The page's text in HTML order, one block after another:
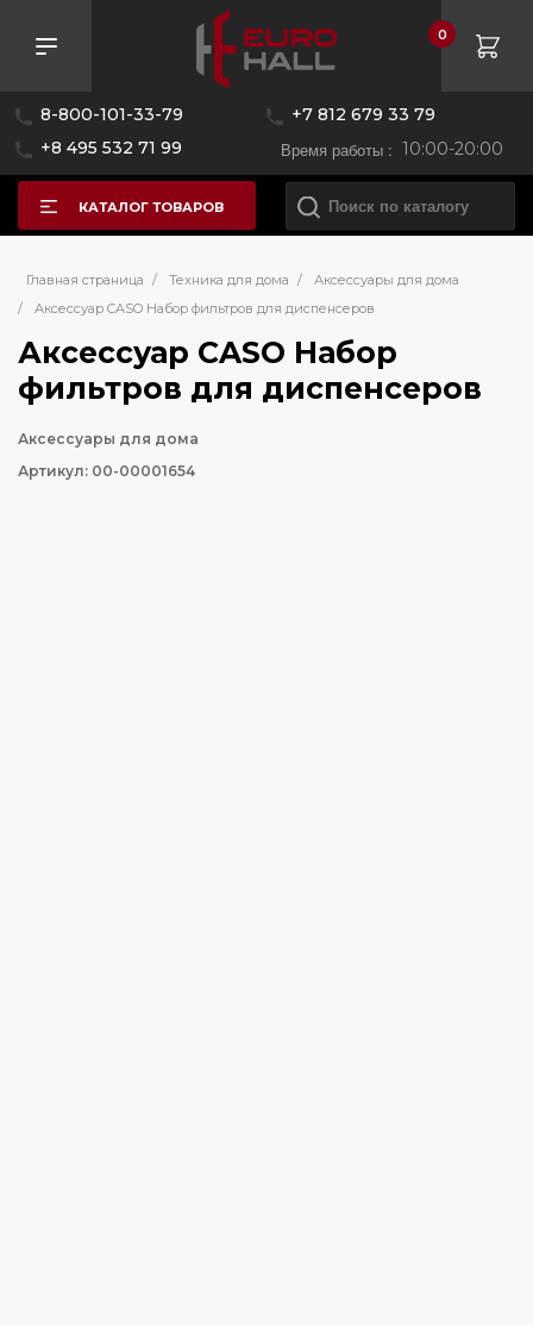
8-800-101-33-79
+7 812 679 33 79
+8 495 532 71 99
Время работы : 10:00-20:00
0
КАТАЛОГ ТОВАРОВ
Главная страница / Техника для дома /
Аксессуары для дома
/
Аксессуар CASO Набор фильтров для диспенсеров
Аксессуар CASO Набор
фильтров для диспенсеров
Аксессуары для дома
Артикул: 00-00001654